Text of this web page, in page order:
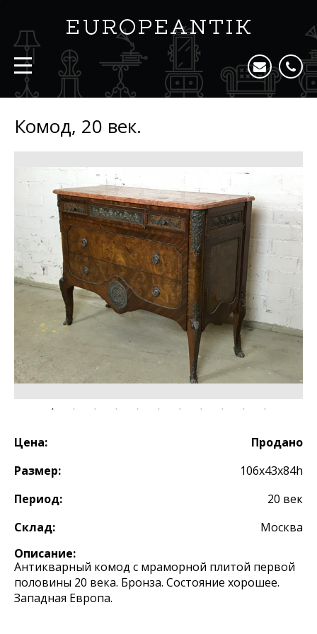
Комод, 20 век.
Цена:
Продано
Размер:
106х43х84h
Период:
20 век
Склад:
Москва
Описание:
Антикварный комод с мраморной плитой первой
половины 20 века. Бронза. Состояние хорошее.
Западная Европа.